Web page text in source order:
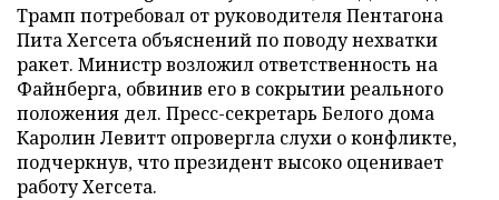
Трамп потребовал от руководителя Пентагона
Пита Хегсета объяснений по поводу нехватки
ракет. Министр возложил ответственность на
Файнберга, обвинив его в сокрытии реального
положения дел. Пресс-секретарь Белого дома
Каролин Левитт опровергла слухи о конфликте,
подчеркнув, что президент высоко оценивает
работу Хегсета.